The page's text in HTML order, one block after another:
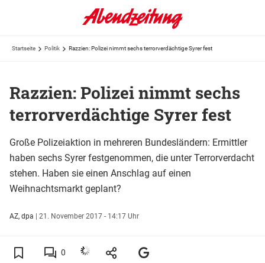
Startseite Politik Razzien: Polizei nimmt sechs terrorverdächtige Syrer fest
Razzien: Polizei nimmt sechs
terrorverdächtige Syrer fest
Große Polizeiaktion in mehreren Bundesländern: Ermittler
haben sechs Syrer festgenommen, die unter Terrorverdacht
stehen. Haben sie einen Anschlag auf einen
Weihnachtsmarkt geplant?
AZ, dpa | 21. November 2017 - 14:17 Uhr
0